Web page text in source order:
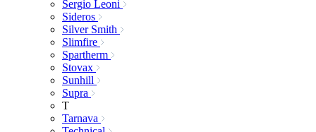
Sergio Leoni
Sideros
Silver Smith
Slimfire
Spartherm
Stovax
Sunhill
Supra
T
Tarnava